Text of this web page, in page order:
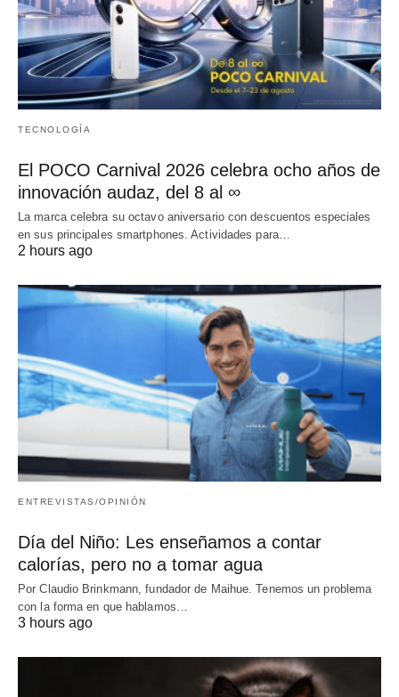
TECNOLOGÍA
El POCO Carnival 2026 celebra ocho años de
innovación audaz, del 8 al ∞
La marca celebra su octavo aniversario con descuentos especiales
en sus principales smartphones. Actividades para…
2 hours ago
ENTREVISTAS/OPINIÓN
Día del Niño: Les enseñamos a contar
calorías, pero no a tomar agua
Por Claudio Brinkmann, fundador de Maihue. Tenemos un problema
con la forma en que hablamos…
3 hours ago